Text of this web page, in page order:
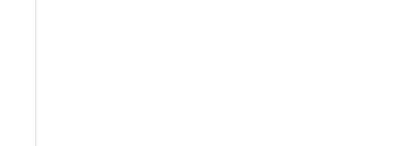
50㎜ 폭우…강원 동해안 강한 비 이어져
경미화원 수거차에 치여 사망